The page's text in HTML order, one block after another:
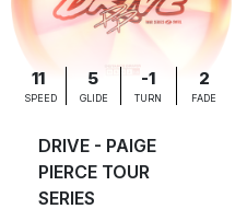
11
SPEED
5
GLIDE
-1
TURN
2
FADE
DRIVE - PAIGE
PIERCE TOUR
SERIES